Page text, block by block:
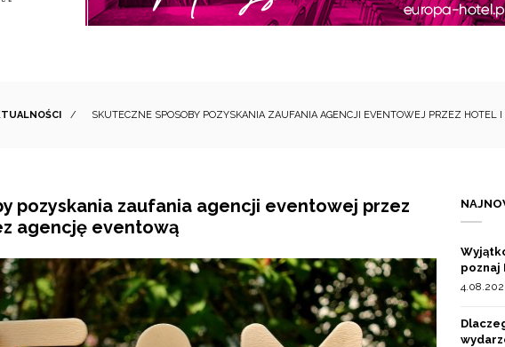
/ SKUTECZNE SPOSOBY POZYSKANIA ZAUFANIA AGENCJI EVENTOWEJ PRZEZ HOTEL
pozyskania zaufania agencji eventowej przez
agencję eventową
poznaj